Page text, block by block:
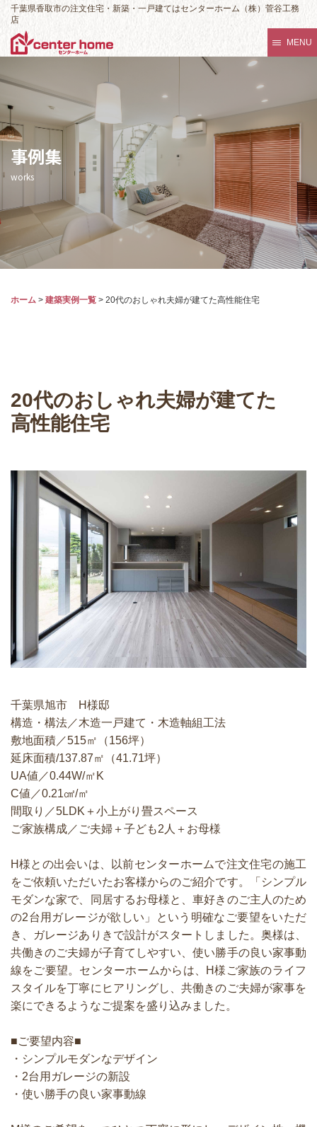
千葉県香取市の注文住宅・新築・一戸建てはセンターホーム（株）菅谷工務
店
MENU
事例集
works
ホーム > 建築実例一覧 > 20代のおしゃれ夫婦が建てた高性能住宅
20代のおしゃれ夫婦が建てた
高性能住宅
千葉県旭市 H様邸
構造・構法／木造一戸建て・木造軸組工法
敷地面積／515㎡（156坪）
延床面積/137.87㎡（41.71坪）
UA値／0.44W/㎡K
C値／0.21㎠/㎡
間取り／5LDK＋小上がり畳スペース
ご家族構成／ご夫婦＋子ども2人＋お母様
H様との出会いは、以前センターホームで注文住宅の施工
をご依頼いただいたお客様からのご紹介です。「シンプル
モダンな家で、同居するお母様と、車好きのご主人のため
の2台用ガレージが欲しい」という明確なご要望をいただ
き、ガレージありきで設計がスタートしました。奥様は、
共働きのご夫婦が子育てしやすい、使い勝手の良い家事動
線をご要望。センターホームからは、H様ご家族のライフ
スタイルを丁寧にヒアリングし、共働きのご夫婦が家事を
楽にできるようなご提案を盛り込みました。
■ご要望内容■
・シンプルモダンなデザイン
・2台用ガレージの新設
・使い勝手の良い家事動線